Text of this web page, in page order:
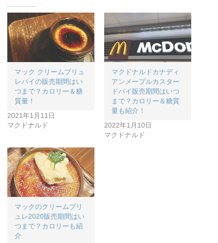
マック クリームブリュ
レパイの販売期間はい
つまで？カロリー＆糖
質量！
2021年1月11日
マクドナルド
マクドナルドカナディ
アンメープルカスター
ドパイ販売期間はいつ
まで？カロリー＆糖質
量も紹介！
2022年1月10日
マクドナルド
マックのクリームブリ
ュレ2020販売期間はい
つまで？カロリーも紹
介